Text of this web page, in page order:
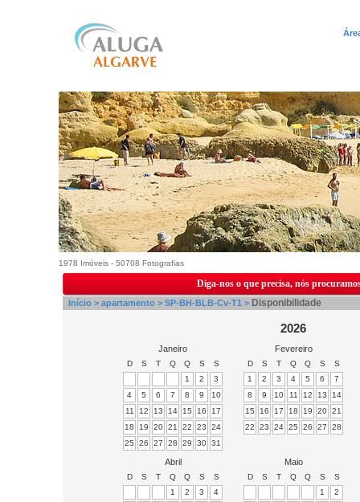
1978 Imóveis - 50708 Fotografias
Diga-nos o que precisa, nós
Início > apartamento > SP-BH-BLB-Cv-T1 > Disponibilidade
2026
Janeiro
D S T Q Q S
S
1
2
3
4
5 6 7 8 9
10
11
12 13 14 15 16
17
18
19 20 21 22 23
24
25
26 27 28 29 30 31
Fevereiro
D S T Q Q S
S
1
2 3 4 5 6
7
8
9 10 11 12 13
14
15
16 17 18 19 20 21
22
23 24 25 26 27 28
Abril
D S T Q Q S
S
1
2 3
4
Maio
D S T Q Q S
S
1
2